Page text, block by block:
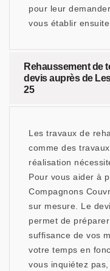
pour leur
vous établir
Rehaussement de
devis auprès de
25
Les travaux de
comme des
réalisation
Pour vous aider à
Compagnons
sur mesure. Le
permet de
suffisance de vos
votre temps en
vous inquiétez